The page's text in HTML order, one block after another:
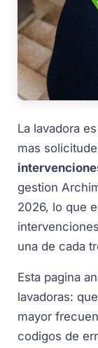
La lavadora
mas
gestion
2026, lo que
una de cada
Esta pagina
lavadoras:
mayor
codigos de